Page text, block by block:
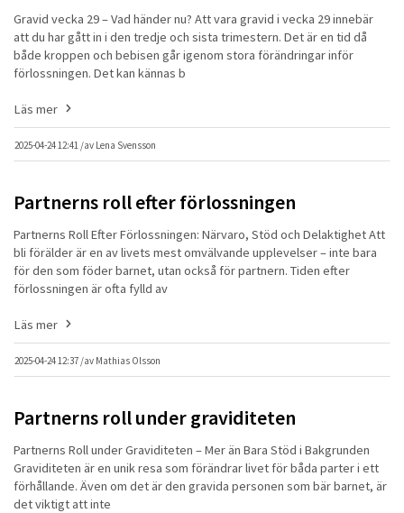
Gravid vecka 29 – Vad händer nu? Att vara gravid i vecka 29 innebär
att du har gått in i den tredje och sista trimestern. Det är en tid då
både kroppen och bebisen går igenom stora förändringar inför
förlossningen. Det kan kännas b
2025-04-24 12:41 /av Lena Svensson
Läs mer
Partnerns roll efter förlossningen
Partnerns Roll Efter Förlossningen: Närvaro, Stöd och Delaktighet Att
bli förälder är en av livets mest omvälvande upplevelser – inte bara
för den som föder barnet, utan också för partnern. Tiden efter
förlossningen är ofta fylld av
2025-04-24 12:37 /av Mathias Olsson
Läs mer
Partnerns roll under graviditeten
Partnerns Roll under Graviditeten – Mer än Bara Stöd i Bakgrunden
Graviditeten är en unik resa som förändrar livet för båda parter i ett
förhållande. Även om det är den gravida personen som bär barnet, är
det viktigt att inte